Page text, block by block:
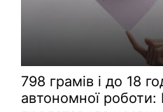
798 грамів і до 18
автономної роботи: